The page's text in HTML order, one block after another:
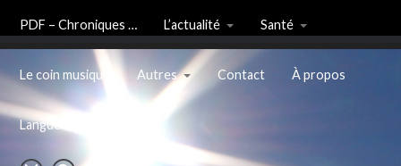
PDF – Chroniques … L’actualité Santé
Le coin musique Autres Contact À propos
Langue